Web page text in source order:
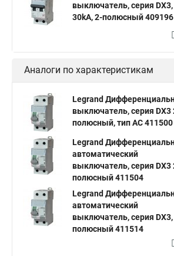
выключатель, серия DX3,
30kA, 2-полюсный 409196
Аналоги по характеристикам
Legrand
выключатель, серия DX3
полюсный, тип АС 411500
Legrand
автоматический
выключатель, серия DX3
полюсный 411504
Legrand
автоматический
выключатель, серия DX3,
полюсный 411514